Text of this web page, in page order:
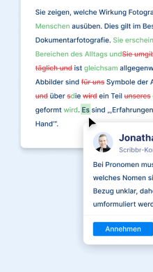
erhalten und
Studierenden
tatsächlich bei der
Verbesserung ihrer
Texte helfen zu
können.
Yasemin